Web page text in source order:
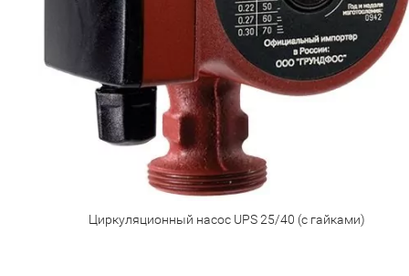
Циркуляционный насос UPS 25/40 (с гайками)